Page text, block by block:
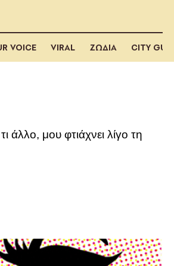
VOICE VIRAL ΖΩΔΙΑ CITY GUIDE
μου φτιάχνει λίγο τη